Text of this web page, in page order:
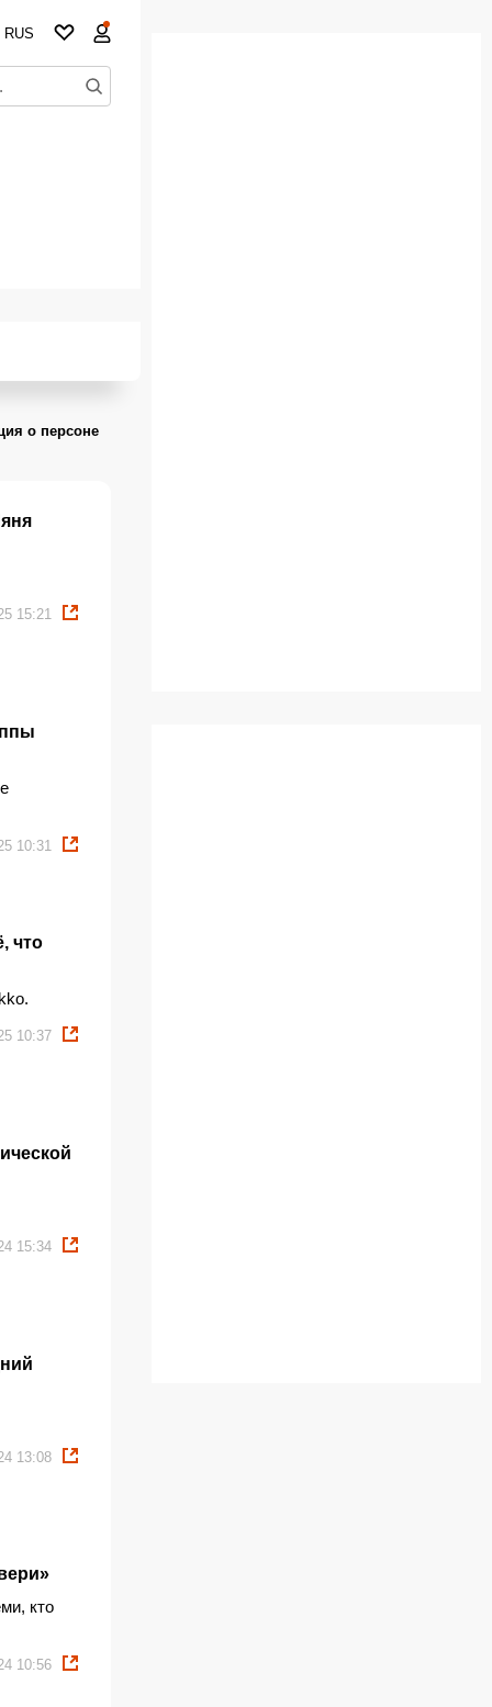
RUS
о персоне
15:21
10:31
что
10:37
15:34
13:08
кто
10:56